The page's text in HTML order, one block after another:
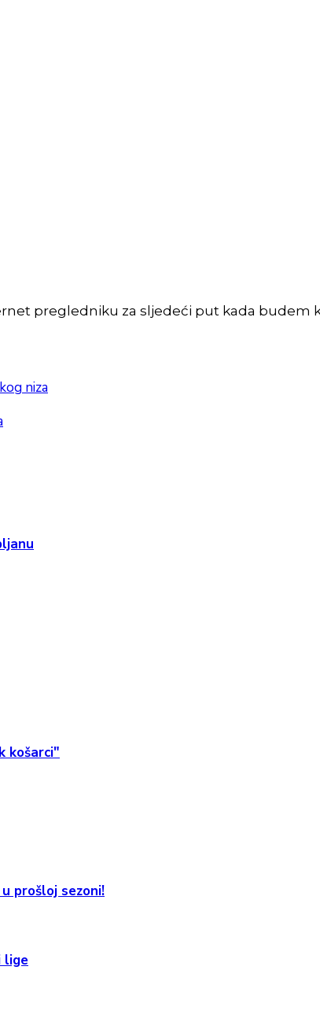
pregledniku za sljedeći put kada budem
niza
košarci"
prošloj sezoni!
lige